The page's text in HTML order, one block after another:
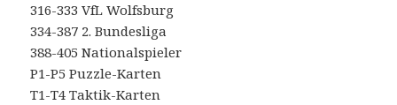
316-333 VfL Wolfsburg
334-387 2. Bundesliga
388-405 Nationalspieler
P1-P5 Puzzle-Karten
T1-T4 Taktik-Karten